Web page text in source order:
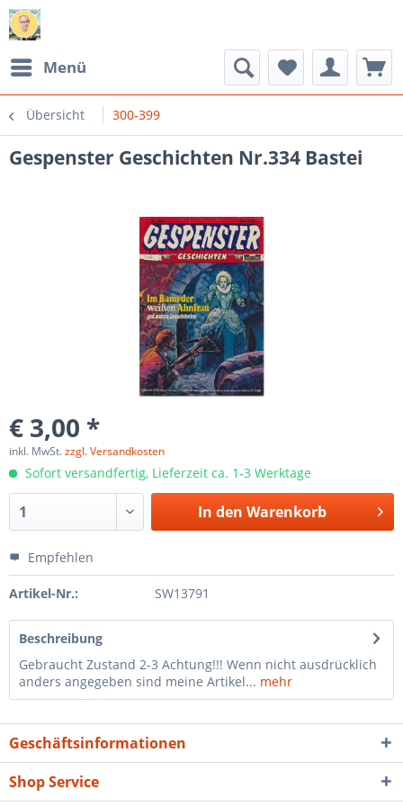
Menü
Übersicht 300-399
Gespenster Geschichten Nr.334 Bastei
€ 3,00 *
inkl. MwSt.zzgl. Versandkosten
Sofort versandfertig, Lieferzeit ca. 1-3 Werktage
In den Warenkorb
Empfehlen
Artikel-Nr.: SW13791
Beschreibung
Gebraucht Zustand 2-3 Achtung!!! Wenn nicht ausdrücklich
anders angegeben sind meine Artikel... mehr
Geschäftsinformationen
Shop Service